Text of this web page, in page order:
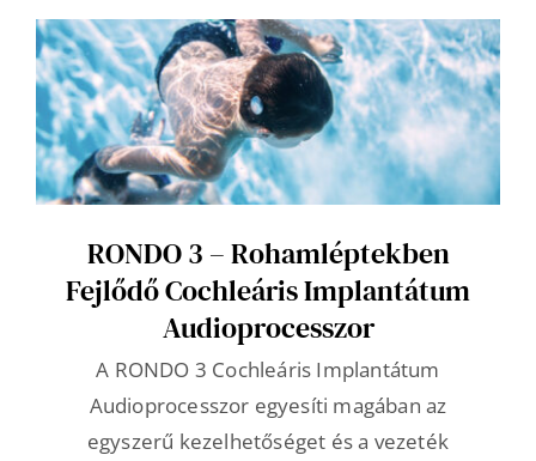
RONDO 3 – Rohamléptekben
Fejlődő Cochleáris Implantátum
Audioprocesszor
A RONDO 3 Cochleáris Implantátum
Audioprocesszor egyesíti magában az
egyszerű kezelhetőséget és a vezeték